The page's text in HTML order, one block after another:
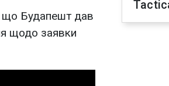
що Будапешт дав
щодо заявки